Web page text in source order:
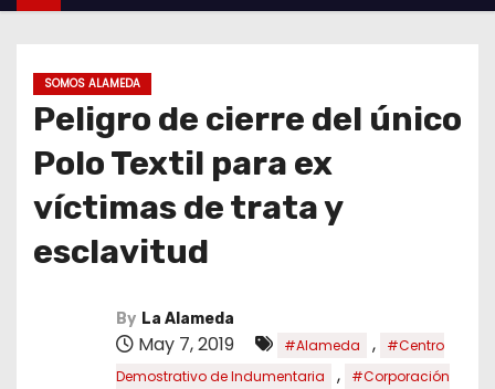
SOMOS ALAMEDA
Peligro de cierre del único
Polo Textil para ex
víctimas de trata y
esclavitud
By La Alameda
May 7, 2019 #Alameda ,
#Centro
Demostrativo de Indumentaria
,
#Corporación